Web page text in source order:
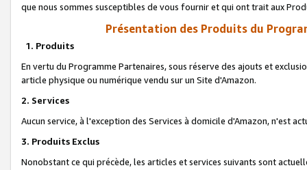
que nous sommes susceptibles de vous fournir et qui ont trait aux
Présentation des Produits du
1. Produits
En vertu du Programme Partenaires, sous réserve des ajouts et
article physique ou numérique vendu sur un Site d'Amazon.
2. Services
Aucun service, à l'exception des Services à domicile d'Amazon, n'est
3. Produits Exclus
Nonobstant ce qui précède, les articles et services suivants sont